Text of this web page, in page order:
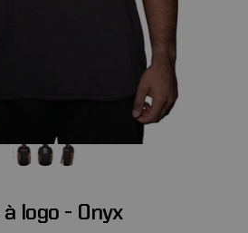
à logo - Onyx